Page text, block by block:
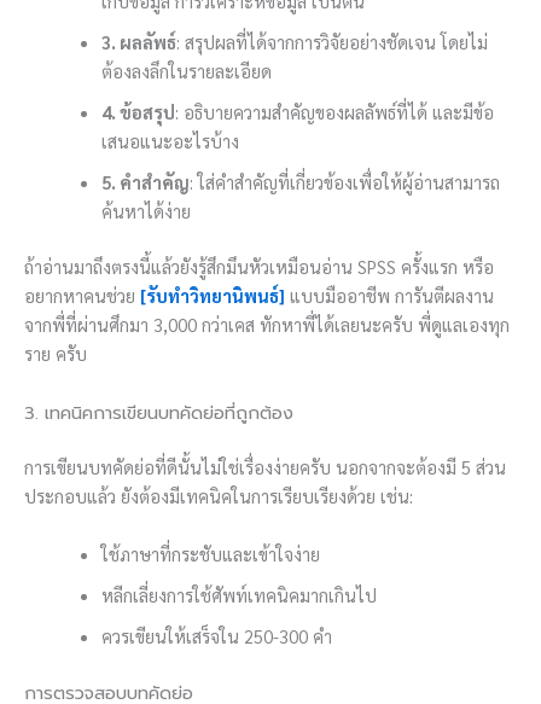
3. ผลลัพธ์: สรุปผลที่ได้จากการวิจัยอย่างชัดเจน โดยไม่
ต้องลงลึกในรายละเอียด
4. ข้อสรุป: อธิบายความสำคัญของผลลัพธ์ที่ได้ และมีข้อ
เสนอแนะอะไรบ้าง
5. คำสำคัญ: ใส่คำสำคัญที่เกี่ยวข้องเพื่อให้ผู้อ่านสามารถ
ค้นหาได้ง่าย
ถ้าอ่านมาถึงตรงนี้แล้วยังรู้สึกมึนหัวเหมือนอ่าน SPSS ครั้งแรก หรือ
อยากหาคนช่วย [รับทำวิทยานิพนธ์] แบบมืออาชีพ การันตีผลงาน
จากพี่ที่ผ่านศึกมา 3,000 กว่าเคส ทักหาพี่ได้เลยนะครับ พี่ดูแลเองทุก
ราย ครับ
3. เทคนิคการเขียนบทคัดย่อที่ถูกต้อง
การเขียนบทคัดย่อที่ดีนั้นไม่ใช่เรื่องง่ายครับ นอกจากจะต้องมี 5 ส่วน
ประกอบแล้ว ยังต้องมีเทคนิคในการเรียบเรียงด้วย เช่น:
ใช้ภาษาที่กระชับและเข้าใจง่าย
หลีกเลี่ยงการใช้ศัพท์เทคนิคมากเกินไป
ควรเขียนให้เสร็จใน 250-300 คำ
การตรวจสอบบทคัดย่อ